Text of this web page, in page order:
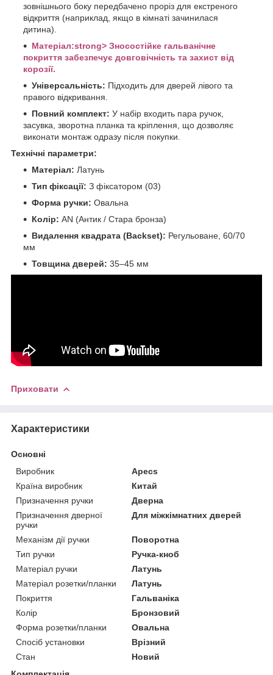
зовнішнього боку передбачено проріз для екстреного
відкриття (наприклад, якщо в кімнаті зачинилася
дитина).
Матеріал:strong> Зносостійке гальванічне
покриття забезпечує довговічність та захист від
корозії.
Універсальність: Підходить для дверей лівого та
правого відкривання.
Повний комплект: У набір входить пара ручок,
засувка, зворотна планка та кріплення, що дозволяє
виконати монтаж одразу після покупки.
Технічні параметри:
Матеріал: Латунь
Тип фіксації: З фіксатором (03)
Форма ручки: Овальна
Колір: AN (Антик / Стара бронза)
Видалення квадрата (Backset): Регульоване, 60/70
мм
Товщина дверей: 35–45 мм
Приховати
Характеристики
Основні
Виробник
Apecs
Країна виробник
Китай
Призначення ручки
Дверна
Призначення дверної
ручки
Для міжкімнатних дверей
Механізм дії ручки
Поворотна
Тип ручки
Ручка-кноб
Матеріал ручки
Латунь
Матеріал розетки/планки
Латунь
Покриття
Гальваніка
Колір
Бронзовий
Форма розетки/планки
Овальна
Спосіб установки
Врізний
Стан
Новий